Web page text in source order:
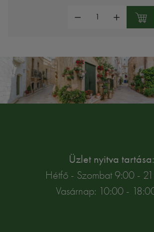
Üzlet nyitva tartása:
Hétfő - Szombat 9:00 -
Vasárnap: 10:00 -